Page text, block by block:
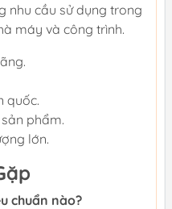
nhu cầu sử dụng trong
máy và công trình.
quốc.
phẩm.
lớn.
chuẩn nào?